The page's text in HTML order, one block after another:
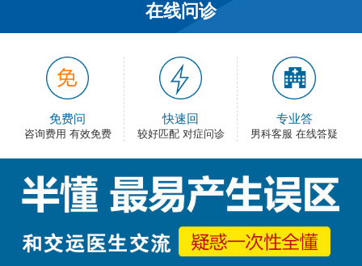
老医生就是好，不像某些医院的医生，脾气大死
和平网友：
护士都很不错，服务好热情，看病很舒心。
卡佛：
手术费用还能接受，早上去的，下午就正常上班
了，出血不多，还不错。
大叔：
在线问诊
免费问
咨询费用 有效免费
快速回
较好匹配 对症问诊
专业答
男科客服 在线答疑